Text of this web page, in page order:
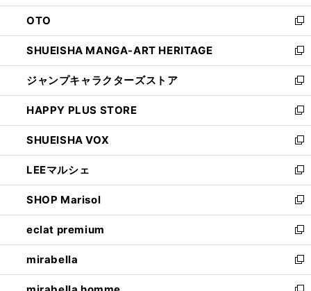
ウ
で
開
く
ン
ド
ウ
で
開
く
OTO
新
し
い
ウ
ィ
ン
ド
ウ
で
開
く
SHUEISHA MANGA-ART HERITAGE
新
し
い
ウ
ィ
ン
ド
ウ
で
開
く
ジャンプキャラクターズストア
新
し
い
ウ
ィ
ン
ド
ウ
で
開
く
HAPPY PLUS STORE
新
し
い
ウ
ィ
ン
ド
ウ
で
開
く
SHUEISHA VOX
新
し
い
ウ
ィ
ン
ド
ウ
で
開
LEEマルシェ
新
し
い
ウ
ィ
ン
ド
ウ
SHOP Marisol
新
し
い
ウ
ィ
ン
eclat premium
新
し
い
ウ
mirabella
新
し